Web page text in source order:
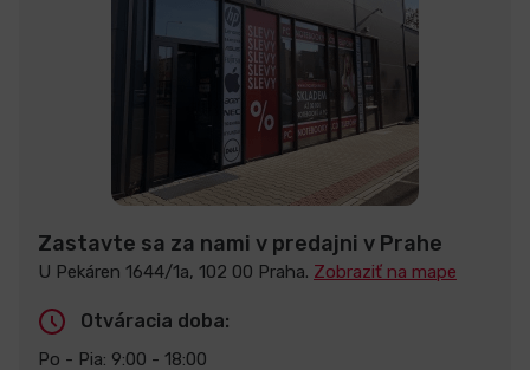
Zastavte sa za nami v predajni v Prahe
U Pekáren 1644/1a, 102 00 Praha. Zobraziť na mape
Otváracia doba:
Po - Pia: 9:00 - 18:00